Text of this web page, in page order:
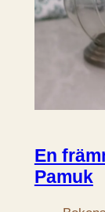
En
Pamuk